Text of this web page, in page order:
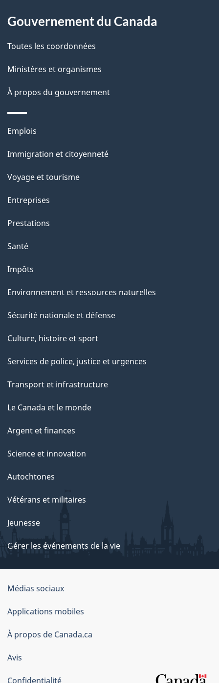
d
e
p
a
site
Gouvernement du Canada
Toutes les coordonnées
Ministères et organismes
À propos du gouvernement
Thèmes
sujets
Emplois
Immigration et citoyenneté
Voyage et tourisme
Entreprises
Prestations
Santé
Impôts
Environnement et ressources naturelles
Sécurité nationale et défense
Culture, histoire et sport
Services de police, justice et urgences
Transport et infrastructure
Le Canada et le monde
Argent et finances
Science et innovation
Autochtones
Vétérans et militaires
Jeunesse
Gérer les événements de la vie
Organisation
du
gouvernement
du
Canada
Médias sociaux
Applications mobiles
À propos de Canada.ca
Avis
Confidentialité